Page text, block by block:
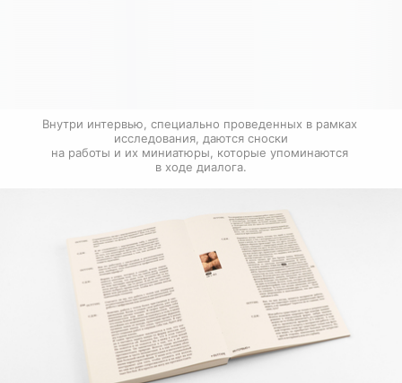
Внутри интервью, специально проведенных в рамках
исследования, даются сноски
на работы и их миниатюры, которые упоминаются
в ходе диалога.